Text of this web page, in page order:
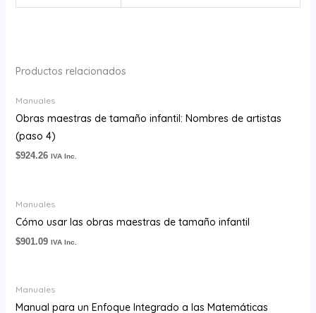
Productos relacionados
Manuales
Obras maestras de tamaño infantil: Nombres de artistas
(paso 4)
$924.26 IVA Inc.
Manuales
Cómo usar las obras maestras de tamaño infantil
$901.09 IVA Inc.
Manuales
Manual para un Enfoque Integrado a las Matemáticas